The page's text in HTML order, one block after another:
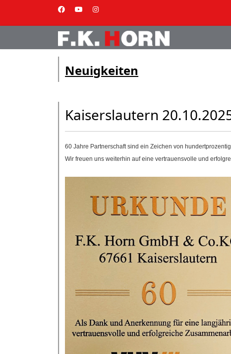
Neuigkeiten
Kaiserslautern
60 Jahre Partnerschaft sind ein Zeichen von
Wir freuen uns weiterhin auf eine vertrauensvolle und